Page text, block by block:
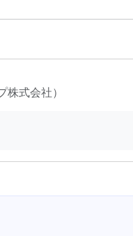
式会社）